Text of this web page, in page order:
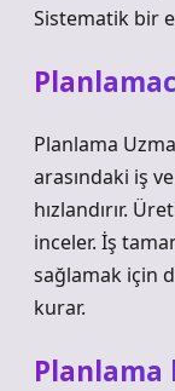
Sistematik bir
Planlama
arasındaki iş
hızlandırır.
inceler. İş
sağlamak için
kurar.